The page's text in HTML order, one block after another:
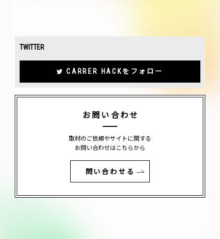
TWITTER
CARRER HACKをフォロー
お問い合わせ
取材のご依頼やサイトに関する
お問い合わせはこちらから
問い合わせる